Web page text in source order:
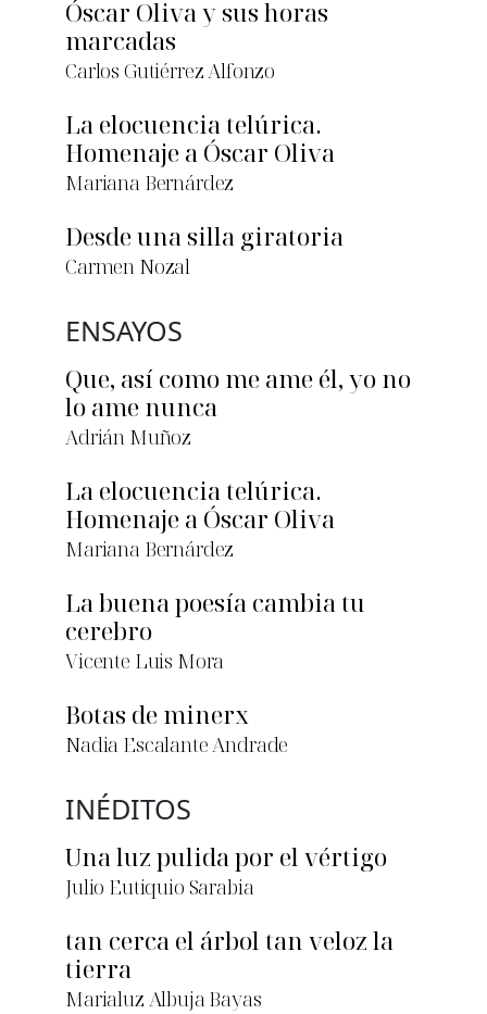
Óscar Oliva y sus horas
marcadas
Carlos Gutiérrez Alfonzo
La elocuencia telúrica.
Homenaje a Óscar Oliva
Mariana Bernárdez
Desde una silla giratoria
Carmen Nozal
ENSAYOS
Que, así como me ame él, yo no
lo ame nunca
Adrián Muñoz
La elocuencia telúrica.
Homenaje a Óscar Oliva
Mariana Bernárdez
La buena poesía cambia tu
cerebro
Vicente Luis Mora
Botas de minerx
Nadia Escalante Andrade
INÉDITOS
Una luz pulida por el vértigo
Julio Eutiquio Sarabia
tan cerca el árbol tan veloz la
tierra
Marialuz Albuja Bayas